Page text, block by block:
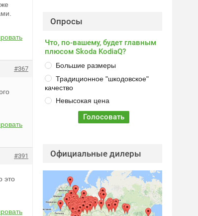
#367
#391
это
Опросы
Что, по-вашему, будет главным
плюсом Skoda KodiaQ?
Большие размеры
Традиционное "шкодовское"
качество
Невысокая цена
Официальные дилеры